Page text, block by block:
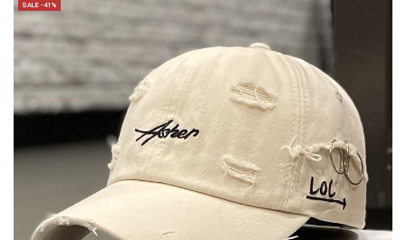
SALE -41%